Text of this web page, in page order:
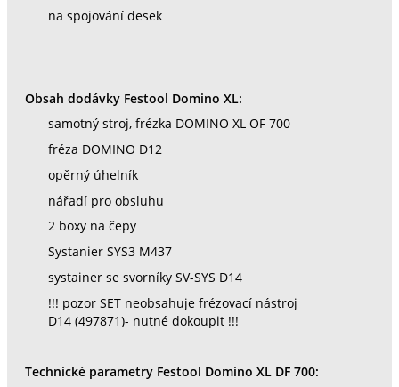
na spojování desek
Obsah dodávky Festool Domino XL:
samotný stroj, frézka DOMINO XL OF 700
fréza DOMINO D12
opěrný úhelník
nářadí pro obsluhu
2 boxy na čepy
Systanier SYS3 M437
systainer se svorníky SV-SYS D14
!!! pozor SET neobsahuje frézovací nástroj
D14 (497871)- nutné dokoupit !!!
Technické parametry Festool Domino XL DF 700: